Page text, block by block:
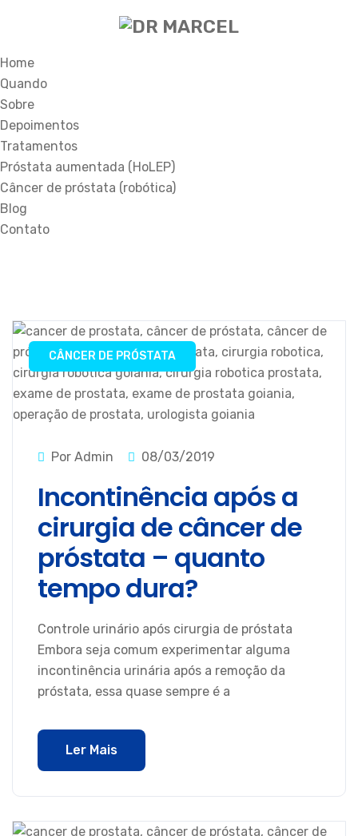
Home
Quando
Sobre
Depoimentos
Tratamentos
Próstata aumentada (HoLEP)
Câncer de próstata (robótica)
Blog
Contato
CÂNCER DE PRÓSTATA
Por Admin 08/03/2019
Incontinência após a
cirurgia de câncer de
próstata – quanto
tempo dura?
Controle urinário após cirurgia de próstata
Embora seja comum experimentar alguma
incontinência urinária após a remoção da
próstata, essa quase sempre é a
Ler Mais